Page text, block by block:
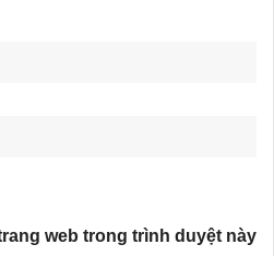
web trong trình duyệt này